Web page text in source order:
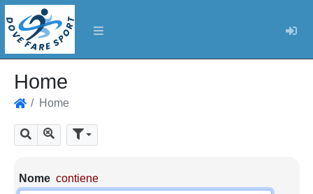
Home
Home
Cerca Mostra tutti i risultati
Parametri di ricerca
Nome contiene